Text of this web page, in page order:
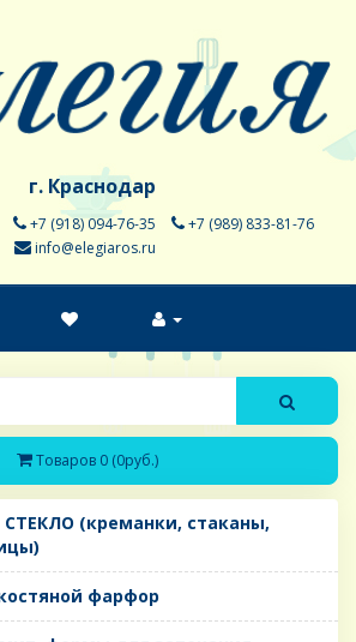
г. Краснодар
+7 (918) 094-76-35
+7 (989) 833-81-76
info@elegiaros.ru
Товаров 0 (0руб.)
(креманки, стаканы,
фарфор